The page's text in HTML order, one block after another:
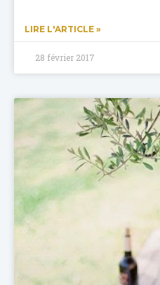
LIRE L'ARTICLE »
28 février 2017